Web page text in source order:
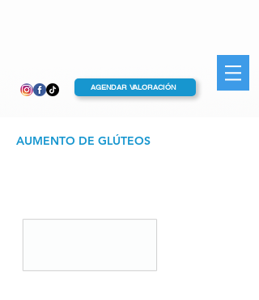
AGENDAR VALORACIÓN
AUMENTO DE GLÚTEOS